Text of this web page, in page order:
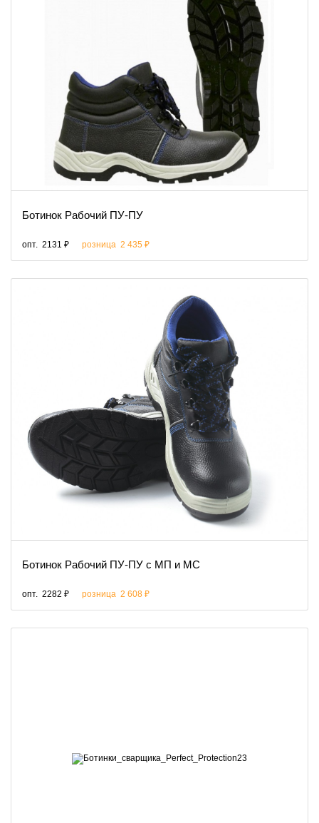
Ботинок Рабочий ПУ-ПУ
опт. 2131 ₽ розница 2 435 ₽
Ботинок Рабочий ПУ-ПУ с МП и МС
опт. 2282 ₽ розница 2 608 ₽